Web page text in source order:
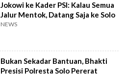
Jokowi ke Kader PSI: Kalau Semua
Jalur Mentok, Datang Saja ke Solo
NEWS
Bukan Sekadar Bantuan, Bhakti
Presisi Polresta Solo Pererat